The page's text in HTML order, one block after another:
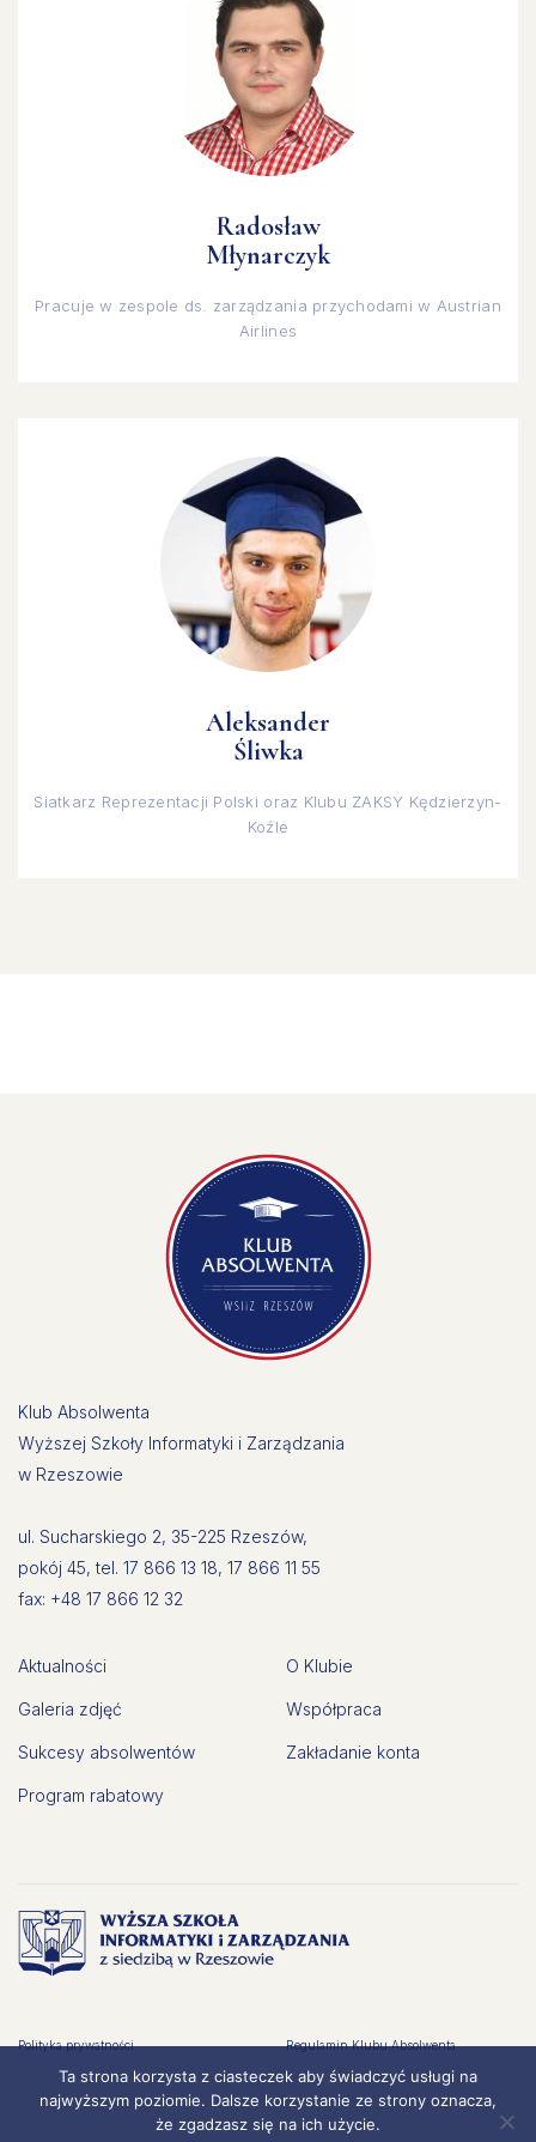
Radosław
Młynarczyk
Pracuje w zespole ds. zarządzania przychodami w Austrian
Airlines
Aleksander
Śliwka
Siatkarz Reprezentacji Polski oraz Klubu ZAKSY Kędzierzyn-
Koźle
Klub Absolwenta
Wyższej Szkoły Informatyki i Zarządzania
w Rzeszowie
ul. Sucharskiego 2, 35-225 Rzeszów,
pokój 45, tel. 17 866 13 18, 17 866 11 55
fax: +48 17 866 12 32
Aktualności
Galeria zdjęć
Sukcesy absolwentów
Program rabatowy
O Klubie
Współpraca
Zakładanie konta
Polityka prywatności Regulamin Klubu Absolwenta
Ta strona korzysta z ciasteczek aby świadczyć usługi na
najwyższym poziomie. Dalsze korzystanie ze strony oznacza,
że zgadzasz się na ich użycie.